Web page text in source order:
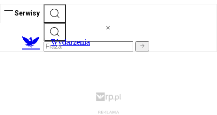
Serwisy
Wydarzenia